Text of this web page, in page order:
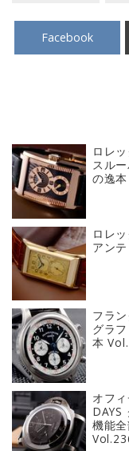
Facebook
ロレ
スル
の逸
ロレ
アン
フラ
グラ
本
オフ
DAYS
機能